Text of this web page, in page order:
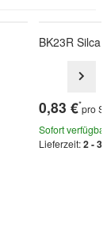
BK23R Silca
0,83 €*pro
Sofort verfügbar
Lieferzeit:2 - 3